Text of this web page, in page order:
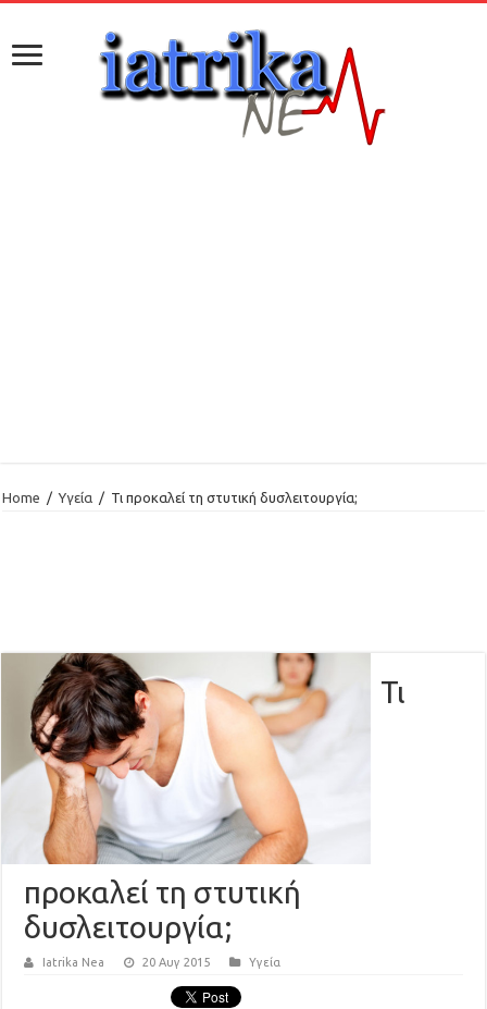
Home / Υγεία / Τι προκαλεί τη στυτική δυσλειτουργία;
Τι
προκαλεί τη στυτική
δυσλειτουργία;
Iatrika Nea 20 Αυγ 2015 Υγεία